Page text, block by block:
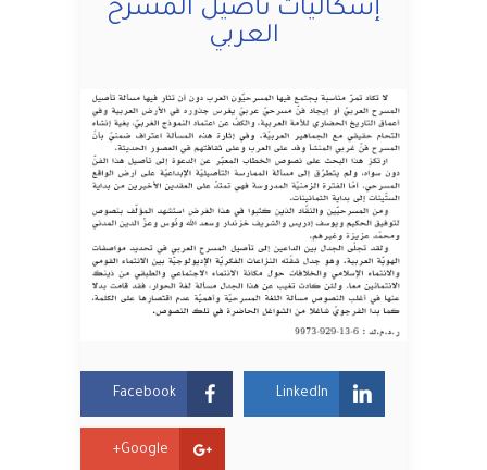
إشكاليات تأصيل المسرح
العربي
Facebook LinkedIn
Google+